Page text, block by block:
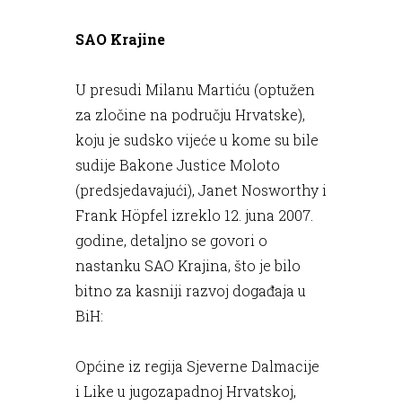
SAO Krajine
U presudi Milanu Martiću (optužen
za zločine na području Hrvatske),
koju je sudsko vijeće u kome su bile
sudije Bakone Justice Moloto
(predsjedavajući), Janet Nosworthy i
Frank Höpfel izreklo 12. juna 2007.
godine, detaljno se govori o
nastanku SAO Krajina, što je bilo
bitno za kasniji razvoj događaja u
BiH:
Općine iz regija Sjeverne Dalmacije
i Like u jugozapadnoj Hrvatskoj,